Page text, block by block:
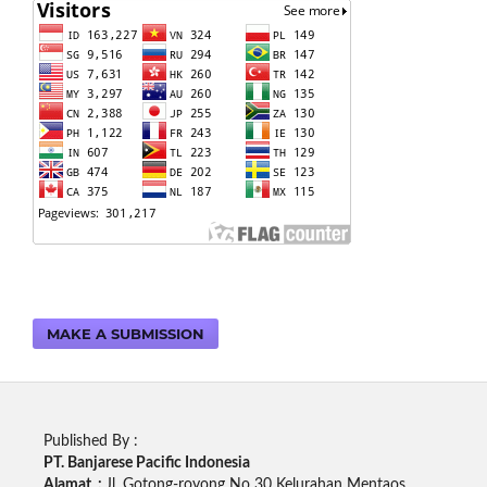
MAKE A SUBMISSION
Published By :
PT. Banjarese Pacific Indonesia